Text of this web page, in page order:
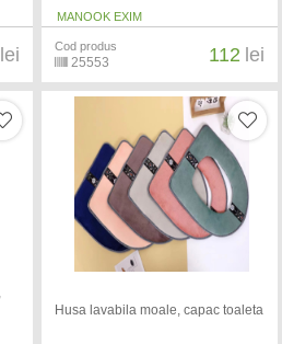
lei
MANOOK EXIM
Cod produs
25553 112 lei
Husa lavabila moale, capac toaleta